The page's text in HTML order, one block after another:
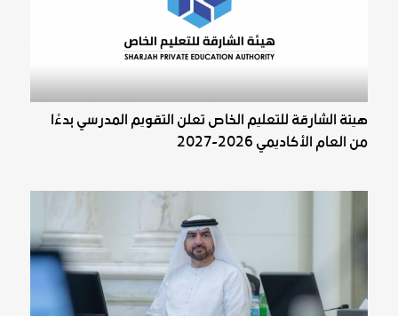
هيئة الشارقة للتعليم الخاص تعلن التقويم المدرسي بدءًا
من العام الأكاديمي 2026-2027